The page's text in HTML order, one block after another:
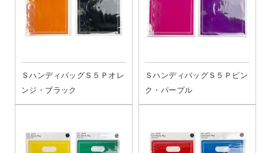
ＳハンディバッグＳ５Ｐオレ
ンジ・ブラック
ＳハンディバッグＳ５Ｐピン
ク・パープル